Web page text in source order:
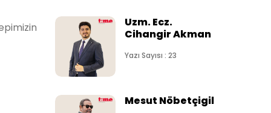
Uzm. Ecz.
Cihangir Akman
Yazı Sayısı : 23
Mesut Nöbetçigil